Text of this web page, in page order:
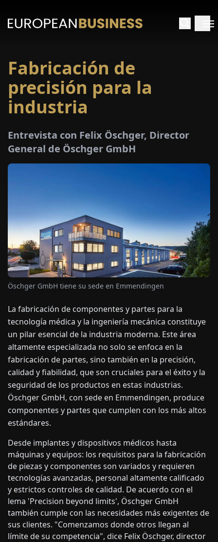
ENDEFRESITNLPL HU
CONTÁCTENOS
Fabricación de
precisión para la
industria
Entrevista con Felix Öschger, Director
General de Öschger GmbH
Öschger GmbH tiene su sede en Emmendingen
La fabricación de componentes y partes para la
tecnología médica y la ingeniería mecánica constituye
un pilar esencial de la industria moderna. Este área
altamente especializada no solo se enfoca en la
fabricación de partes, sino también en la precisión,
calidad y fiabilidad, que son cruciales para el éxito y la
seguridad de los productos en estas industrias.
Öschger GmbH, con sede en Emmendingen, produce
componentes y partes que cumplen con los más altos
estándares.
Desde implantes y dispositivos médicos hasta
máquinas y equipos: los requisitos para la fabricación
de piezas y componentes son variados y requieren
tecnologías avanzadas, personal altamente calificado
y estrictos controles de calidad. De acuerdo con el
lema 'Precision beyond limits', Öschger GmbH
también cumple con las necesidades más exigentes de
sus clientes. "Comenzamos donde otros llegan al
límite de su competencia", dice Felix Öschger, director